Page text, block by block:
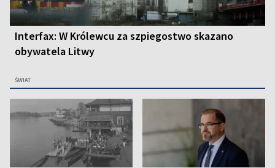
Interfax: W Królewcu za szpiegostwo skazano
obywatela Litwy
ŚWIAT